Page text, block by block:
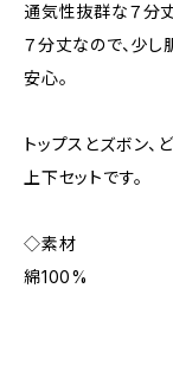
通気性抜群な７分丈
７分丈なので、少
安心。
トップスとズボン、
上下セットです。
◇素材
綿100%